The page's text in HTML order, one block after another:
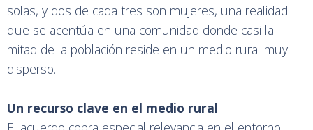
solas, y dos de cada tres son mujeres, una realidad
que se acentúa en una comunidad donde casi la
mitad de la población reside en un medio rural muy
disperso.
Un recurso clave en el medio rural